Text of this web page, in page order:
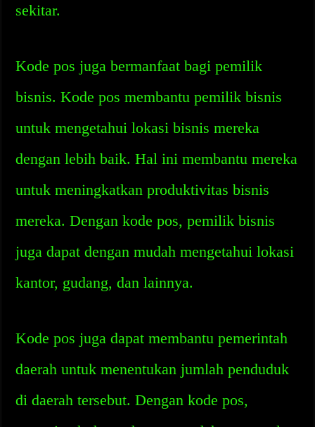
sekitar.
Kode pos juga bermanfaat bagi pemilik
bisnis. Kode pos membantu pemilik bisnis
untuk mengetahui lokasi bisnis mereka
dengan lebih baik. Hal ini membantu mereka
untuk meningkatkan produktivitas bisnis
mereka. Dengan kode pos, pemilik bisnis
juga dapat dengan mudah mengetahui lokasi
kantor, gudang, dan lainnya.
Kode pos juga dapat membantu pemerintah
daerah untuk menentukan jumlah penduduk
di daerah tersebut. Dengan kode pos,